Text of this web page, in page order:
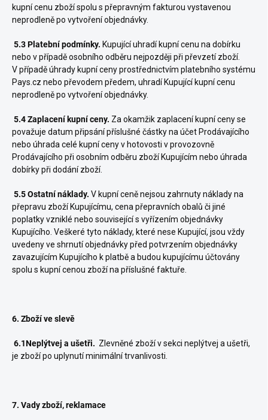
kupní cenu zboží spolu s přepravným fakturou vystavenou
neprodleně po vytvoření objednávky.
5.3 Platební podmínky. Kupující uhradí kupní cenu na dobírku
nebo v případě osobního odběru nejpozději při převzetí zboží.
V případě úhrady kupní ceny prostřednictvím platebního systému
Pays.cz nebo převodem předem, uhradí Kupující kupní cenu
neprodleně po vytvoření objednávky.
5.4 Zaplacení kupní ceny. Za okamžik zaplacení kupní ceny se
považuje datum připsání příslušné částky na účet Prodávajícího
nebo úhrada celé kupní ceny v hotovosti v provozovně
Prodávajícího při osobním odběru zboží Kupujícím nebo úhrada
dobírky při dodání zboží.
5.5 Ostatní náklady. V kupní ceně nejsou zahrnuty náklady na
přepravu zboží Kupujícímu, cena přepravních obalů či jiné
poplatky vzniklé nebo související s vyřízením objednávky
Kupujícího. Veškeré tyto náklady, které nese Kupující, jsou vždy
uvedeny ve shrnutí objednávky před potvrzením objednávky
zavazujícím Kupujícího k platbě a budou kupujícímu účtovány
spolu s kupní cenou zboží na příslušné faktuře.
6. Zboží ve slevě
6.1Neplýtvej a ušetři. Zlevněné zboží v sekci neplýtvej a ušetři,
je zboží po uplynutí minimální trvanlivosti.
7. Vady zboží, reklamace